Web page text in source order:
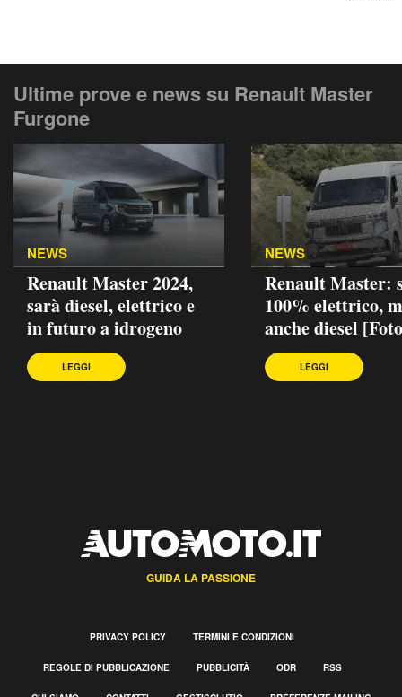
Ultime prove e news su Renault Master
Furgone
NEWS
Renault Master 2024,
sarà diesel, elettrico e
in futuro a idrogeno
LEGGI
NEWS
Renault Master:
100% elettrico,
anche diesel
LEGGI
GUIDA LA PASSIONE
PRIVACY POLICY TERMINI E CONDIZIONI
REGOLE DI PUBBLICAZIONE PUBBLICITÀ ODR RSS